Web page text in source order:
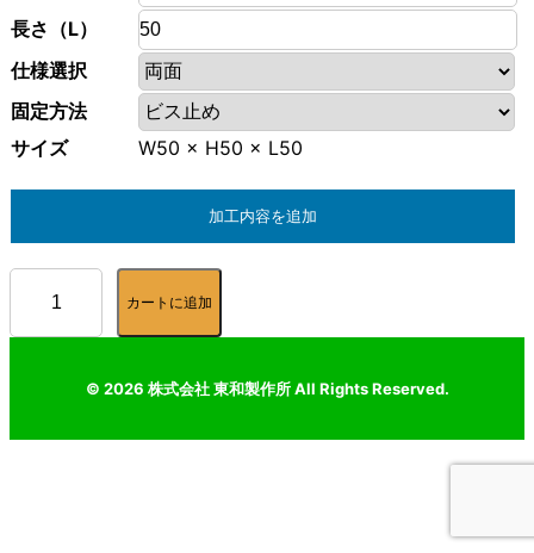
長さ（L）
仕様選択
固定方法
サイズ
W50 × H50 × L50
加工内容を追加
小判形
フラン
カートに追加
© 2026 株式会社 東和製作所 All Rights Reserved.